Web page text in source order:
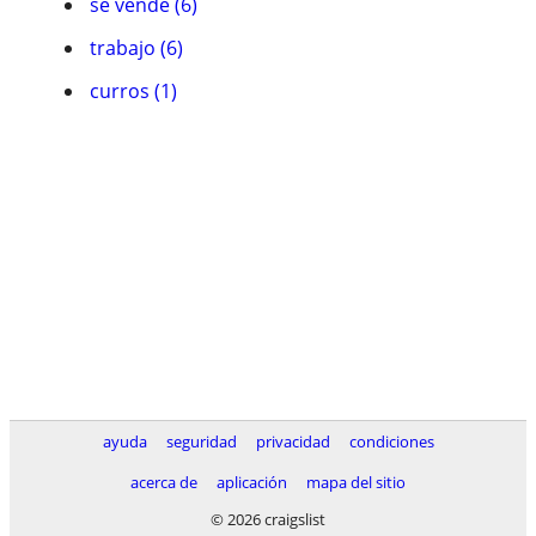
trabajo (6)
curros (1)
ayuda seguridad privacidad
condiciones
acerca de
aplicación
mapa del sitio
© 2026 craigslist